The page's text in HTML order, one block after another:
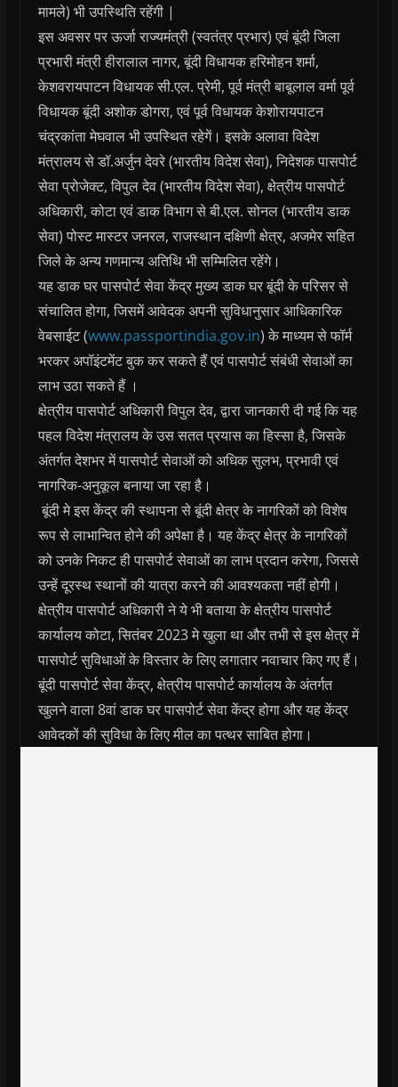
मामले) भी उपस्थिति रहेंगी |
इस अवसर पर ऊर्जा राज्‍यमंत्री (स्वतंत्र प्रभार) एवं बूंदी जिला
प्रभारी मंत्री हीरालाल नागर, बूंदी विधायक हरिमोहन शर्मा,
केशवरायपाटन विधायक सी.एल. प्रेमी, पूर्व मंत्री बाबूलाल वर्मा पूर्व
विधायक बूंदी अशोक डोगरा, एवं पूर्व विधायक केशोरायपाटन
चंद्रकांता मेघवाल भी उपस्थित रहेगें। इसके अलावा विदेश
मंत्रालय से डॉ.अर्जुन देवरे (भारतीय विदेश सेवा), निदेशक पासपोर्ट
सेवा प्रोजेक्ट, विपुल देव (भारतीय विदेश सेवा), क्षेत्रीय पासपोर्ट
अधिकारी, कोटा एवं डाक विभाग से बी.एल. सोनल (भारतीय डाक
सेवा) पोस्ट मास्टर जनरल, राजस्थान दक्षिणी क्षेत्र, अजमेर सहित
जिले के अन्य गणमान्य अतिथि भी सम्मिलित रहेंगे।
यह डाक घर पासपोर्ट सेवा केंद्र मुख्य डाक घर बूंदी के परिसर से
संचालित होगा, जिसमें आवेदक अपनी सुविधानुसार आधिकारिक
वेबसाईट (www.passportindia.gov.in) के माध्यम से फॉर्म
भरकर अपॉइंटमेंट बुक कर सकते हैं एवं पासपोर्ट संबंधी सेवाओं का
लाभ उठा सकते हैं ।
क्षेत्रीय पासपोर्ट अधिकारी विपुल देव, द्वारा जानकारी दी गई कि यह
पहल विदेश मंत्रालय के उस सतत प्रयास का हिस्सा है, जिसके
अंतर्गत देशभर में पासपोर्ट सेवाओं को अधिक सुलभ, प्रभावी एवं
नागरिक-अनुकूल बनाया जा रहा है।
बूंदी मे इस केंद्र की स्थापना से बूंदी क्षेत्र के नागरिकों को विशेष
रूप से लाभान्वित होने की अपेक्षा है। यह केंद्र क्षेत्र के नागरिकों
को उनके निकट ही पासपोर्ट सेवाओं का लाभ प्रदान करेगा, जिससे
उन्हें दूरस्थ स्थानों की यात्रा करने की आवश्यकता नहीं होगी।
क्षेत्रीय पासपोर्ट अधिकारी ने ये भी बताया के क्षेत्रीय पासपोर्ट
कार्यालय कोटा, सितंबर 2023 मे खुला था और तभी से इस क्षेत्र में
पासपोर्ट सुविधाओं के विस्तार के लिए लगातार नवाचार किए गए हैं।
बूंदी पासपोर्ट सेवा केंद्र, क्षेत्रीय पासपोर्ट कार्यालय के अंतर्गत
खुलने वाला 8वां डाक घर पासपोर्ट सेवा केंद्र होगा और यह केंद्र
आवेदकों की सुविधा के लिए मील का पत्थर साबित होगा।